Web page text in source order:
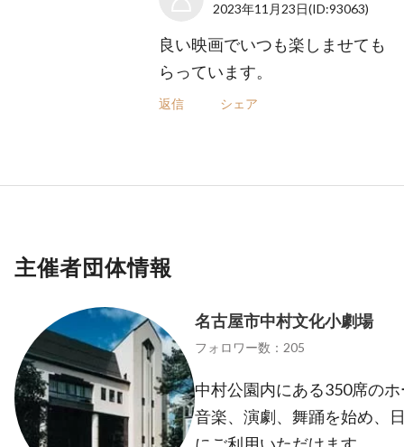
2023年11月23日(ID:93063)
良い映画でいつも楽しませても
らっています。
返信 シェア
主催者団体情報
名古屋市中村文化小劇場
フォロワー数：205
中村公園内にある350席の
音楽、演劇、舞踊を始め、